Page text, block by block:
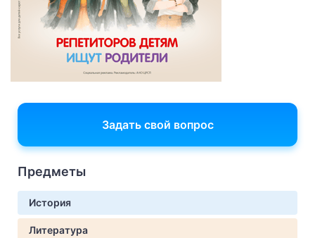
Задать свой вопрос
Предметы
История
Литература